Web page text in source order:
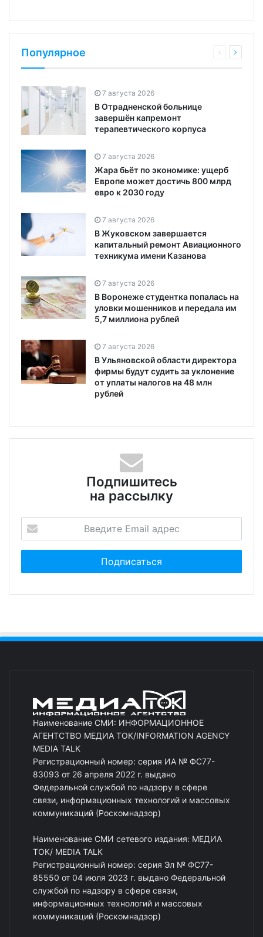
Популярное
7 августа 2026
В Отрадненской больнице
завершён капремонт
терапевтического корпуса
7 августа 2026
Жара бьёт по экономике: ущерб
Европе может достичь 800 млрд
евро к 2030 году
7 августа 2026
В Жуковском завершается
капитальный ремонт Авиационного
техникума имени Казанова
7 августа 2026
В Воронеже студентка попалась на
уловки мошенников и передала им
5,7 миллиона рублей
7 августа 2026
В Ульяновской области директора
фирмы будут судить за уклонение
от уплаты налогов на 48 млн
рублей
Подпишитесь
на рассылку
Наименование СМИ: ИНФОРМАЦИОННОЕ
АГЕНТСТВО МЕДИА ТОК/INFORMATION AGENCY
MEDIA TALK
Регистрационный номер: серия ИА № ФС77-
83093 от 26 апреля 2022 г. выдано
Федеральной службой по надзору в сфере
связи, информационных технологий и массовых
коммуникаций (Роскомнадзор)
Наименование СМИ сетевого издания: МЕДИА
ТОК/ MEDIA TALK
Регистрационный номер: серия Эл № ФС77-
85550 от 04 июля 2023 г. выдано Федеральной
службой по надзору в сфере связи,
информационных технологий и массовых
коммуникаций (Роскомнадзор)